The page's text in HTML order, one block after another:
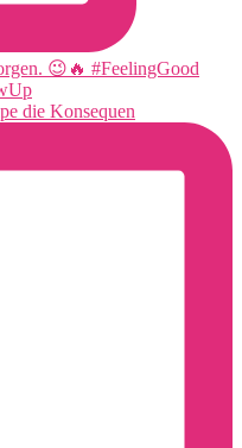
die Konsequen